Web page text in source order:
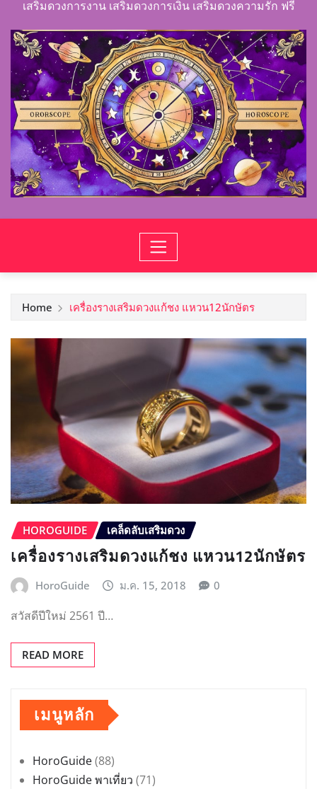
เสริมดวงการงาน เสริมดวงการเงิน เสริมดวงความรัก ฟรี
Home เครื่องรางเสริมดวงแก้ชง แหวน12นักษัตร
HOROGUIDE เคล็ดลับเสริมดวง
เครื่องรางเสริมดวงแก้ชง แหวน12นักษัตร
HoroGuide ม.ค. 15, 2018 0
สวัสดีปีใหม่ 2561 ปี…
READ MORE
เมนูหลัก
HoroGuide(88)
HoroGuide พาเที่ยว (71)